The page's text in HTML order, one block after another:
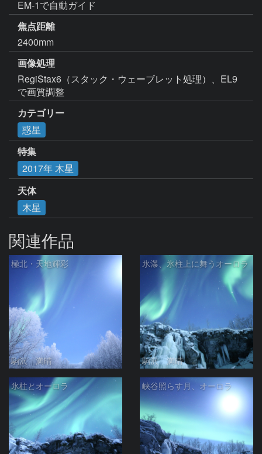
EM-1で自動ガイド
焦点距離
2400mm
画像処理
RegiStax6（スタック・ウェーブレット処理）、EL9
で画質調整
カテゴリー
惑星
特集
2017年 木星
天体
木星
関連作品
極北・天地輝彩
駒沢 満晴
氷瀑、氷柱上に舞うオーロラ
駒沢 満晴
氷柱とオーロラ 峡谷照らす月、オーロラ